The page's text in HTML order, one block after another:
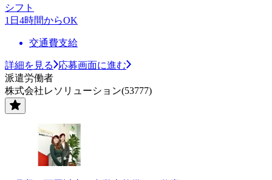
シフト
1日4時間からOK
交通費支給
詳細を見る
応募画面に進む
派遣労働者
株式会社レソリューション(53777)